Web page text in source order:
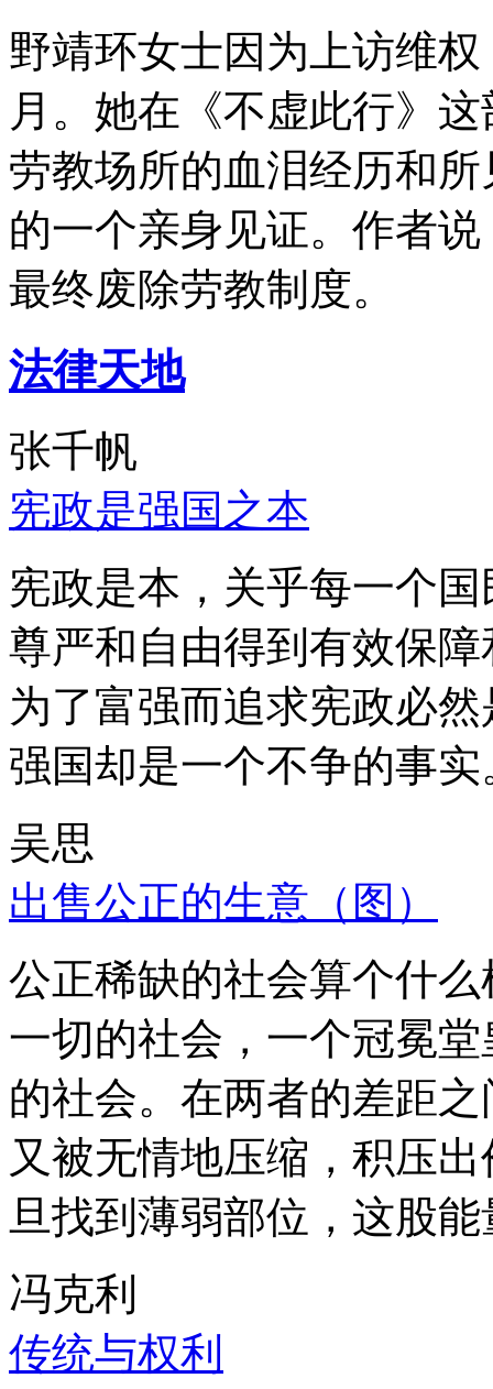
野靖环女士因为上访维
月。她在《不虚此行》
劳教场所的血泪经历和
的一个亲身见证。作者
最终废除劳教制度。
法律天地
张千帆
宪政是强国之本
宪政是本，关乎每一个
尊严和自由得到有效保
为了富强而追求宪政必
强国却是一个不争的事实
吴思
出售公正的生意（图）
公正稀缺的社会算个什
一切的社会，一个冠冕
的社会。在两者的差距
又被无情地压缩，积压
旦找到薄弱部位，这股
冯克利
传统与权利